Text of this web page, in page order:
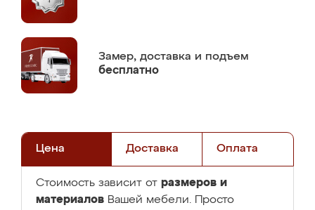
Замер, доставка и подъем
бесплатно
Цена Доставка Оплата
Стоимость зависит от размеров и
материалов Вашей мебели. Просто